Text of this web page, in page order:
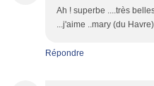
Ah ! superbe ....très
...j'aime ..mary (du Havre)
Répondre